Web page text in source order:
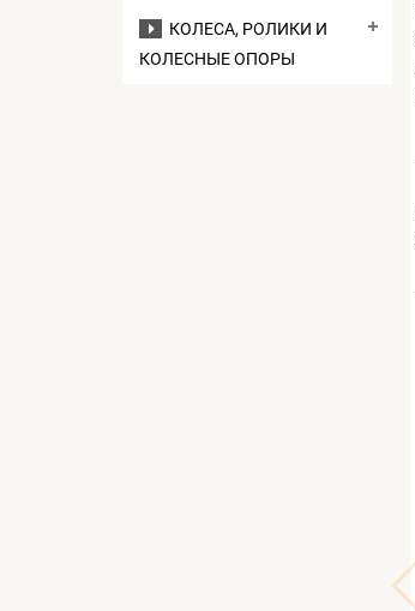
КОЛЕСА, РОЛИКИ И
КОЛЕСНЫЕ ОПОРЫ